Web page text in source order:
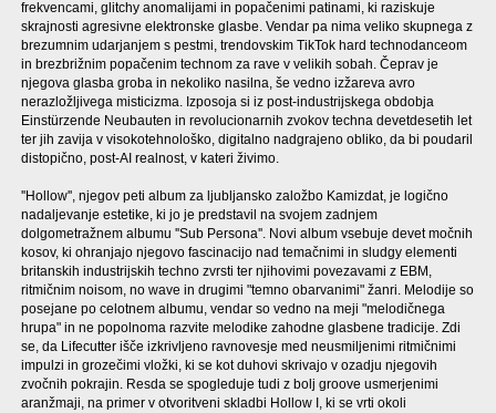
frekvencami, glitchy anomalijami in popačenimi patinami, ki raziskuje
skrajnosti agresivne elektronske glasbe. Vendar pa nima veliko skupnega z
brezumnim udarjanjem s pestmi, trendovskim TikTok hard technodanceom
in brezbrižnim popačenim technom za rave v velikih sobah. Čeprav je
njegova glasba groba in nekoliko nasilna, še vedno izžareva avro
nerazložljivega misticizma. Izposoja si iz post-industrijskega obdobja
Einstürzende Neubauten in revolucionarnih zvokov techna devetdesetih let
ter jih zavija v visokotehnološko, digitalno nadgrajeno obliko, da bi poudaril
distopično, post-AI realnost, v kateri živimo.
''Hollow'', njegov peti album za ljubljansko založbo Kamizdat, je logično
nadaljevanje estetike, ki jo je predstavil na svojem zadnjem
dolgometražnem albumu ''Sub Persona''. Novi album vsebuje devet močnih
kosov, ki ohranjajo njegovo fascinacijo nad temačnimi in sludgy elementi
britanskih industrijskih techno zvrsti ter njihovimi povezavami z EBM,
ritmičnim noisom, no wave in drugimi "temno obarvanimi" žanri. Melodije so
posejane po celotnem albumu, vendar so vedno na meji "melodičnega
hrupa" in ne popolnoma razvite melodike zahodne glasbene tradicije. Zdi
se, da Lifecutter išče izkrivljeno ravnovesje med neusmiljenimi ritmičnimi
impulzi in grozečimi vložki, ki se kot duhovi skrivajo v ozadju njegovih
zvočnih pokrajin. Resda se spogleduje tudi z bolj groove usmerjenimi
aranžmaji, na primer v otvoritveni skladbi Hollow I, ki se vrti okoli